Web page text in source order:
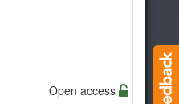
Open access